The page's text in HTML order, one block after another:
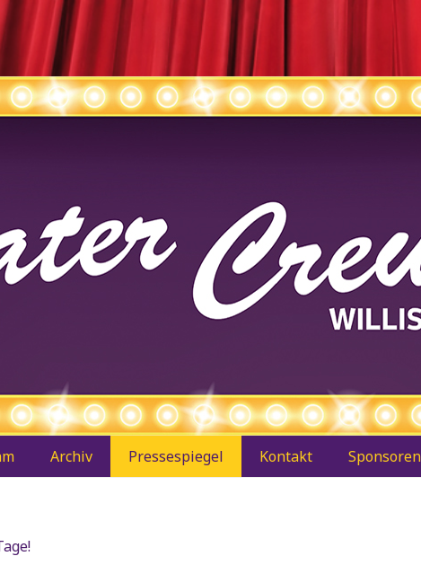
Willishausen / Diedorf
Archiv Pressespiegel Kontakt Sponsoren